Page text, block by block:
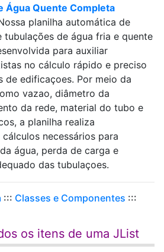
Água Quente Completa
planilha automática de
tubulações de água fria e quente
para auxiliar
no cálculo rápido e preciso
de edificaçoes. Por meio da
vazao, diâmetro da
da rede, material do tubo e
a planilha realiza
necessários para
água, perda de carga e
das tubulaçoes.
::: Classes e Componentes :::
os itens de uma JList